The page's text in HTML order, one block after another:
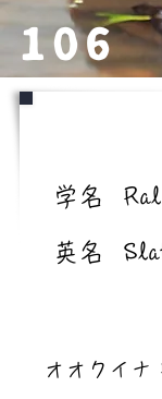
106
学名
英名
オオクイナ